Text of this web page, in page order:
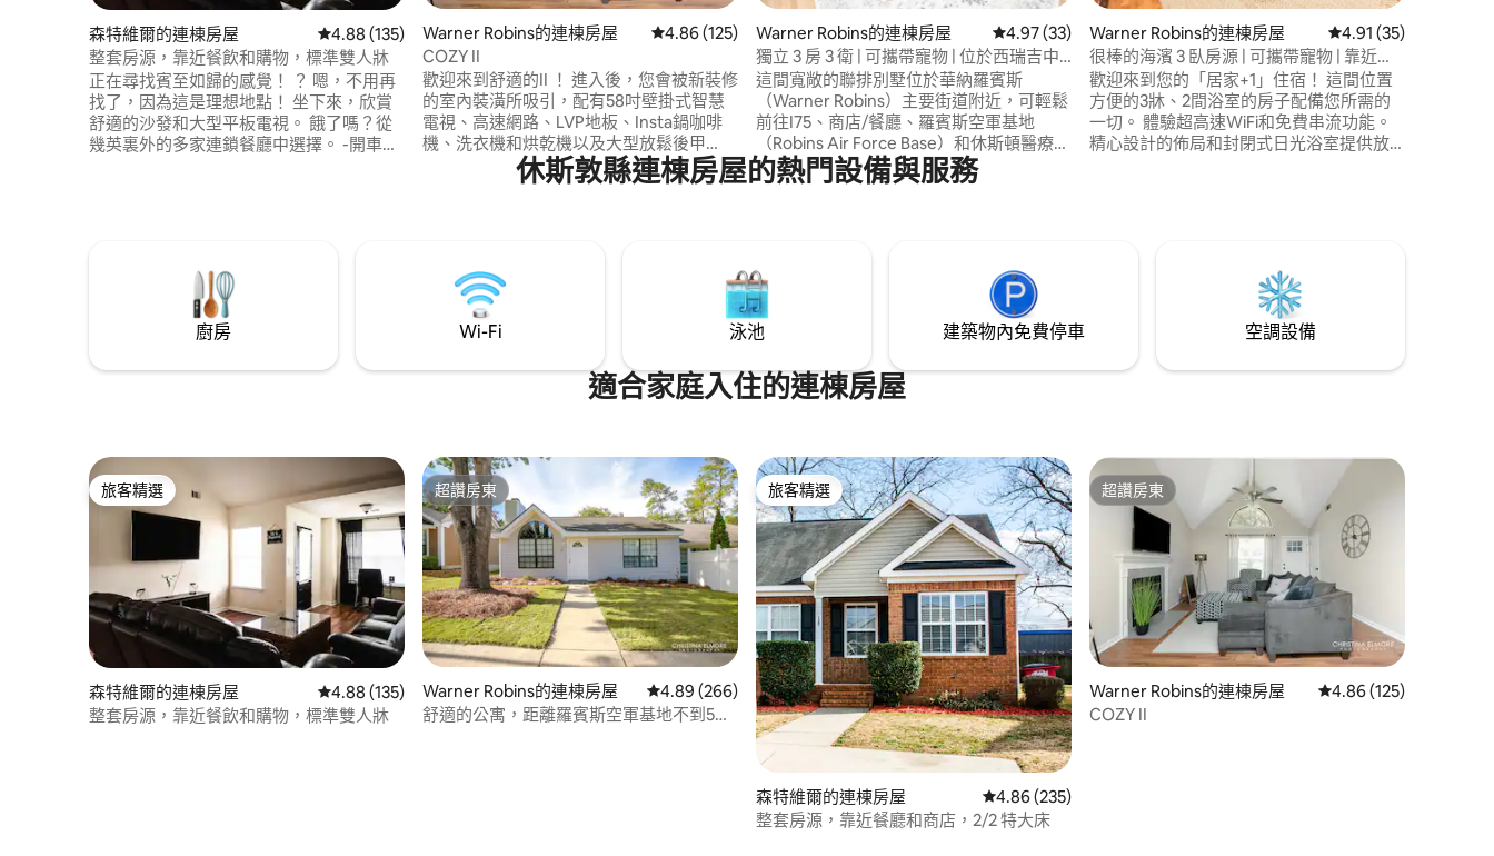
森特維爾的連棟房屋 從 135 則評價中獲得 4.88 的平均評分（滿分 5 分）
4.88 (135)
整套房源，靠近餐飲和購物，標準雙人牀
正在尋找賓至如歸的感覺！ ？ 嗯，不用再
找了，因為這是理想地點！ 坐下來，欣賞
舒適的沙發和大型平板電視。 餓了嗎？從
幾英裏外的多家連鎖餐廳中選擇。 -開車
即可抵達Rigby 's Water Park &
Entertainment -開車11.1英裏即可抵達佩裏
Warner Robins的連棟房屋 從 125 則評價中獲得 4.86 的平均評分（滿分 5 分）
4.86 (125)
COZY II
歡迎來到舒適的II ！ 進入後，您會被新裝修
的室內裝潢所吸引，配有58吋壁掛式智慧
電視、高速網路、LVP地板、Insta鍋咖啡
機、洗衣機和烘乾機以及大型放鬆後甲
務，靠近華納羅賓斯空軍基地（ Warner
消耗品入門套裝。
Warner Robins的連棟房屋 從 33 則評價中獲得 4.97 的平均評分（滿分 5 分）
4.97 (33)
獨立 3 房 3 衛 | 可攜帶寵物 | 位於西瑞吉中
心地帶
這間寬敞的聯排別墅位於華納羅賓斯
（Warner Robins）主要街道附近，可輕鬆
前往I75、商店/餐廳、羅賓斯空軍基地
（Robins Air Force Base）和休斯頓醫療中
心（Houston Medical Center）。設計精
美，滿足您的所有需求，您可以使用高速
房源住得舒適。
Warner Robins的連棟房屋 從 35 則評價中獲得
4.91 (35)
很棒的海濱 3 臥房源 | 可攜帶寵物 | 靠近
RAFB
歡迎來到您的「居家+1」住宿！ 這間位置
方便的3牀、2間浴室的房子配備您所需的
一切。 體驗超高速WiFi和免費串流功能。
精心設計的佈局和封閉式日光浴室提供放
休斯敦縣連棟房屋的熱門設備與服務
廚房 Wi-Fi 泳池 建築物內免費停車 空調設備
適合家庭入住的連棟房屋
旅客精選
旅客精選
森特維爾的連棟房屋 從 135 則評價中獲得 4.88 的平均評分（滿分 5 分）
4.88 (135)
整套房源，靠近餐飲和購物，標準雙人牀
超讚房東
超讚房東
Warner Robins的連棟房屋 從 266 則評價中獲得 4.89 的平均評分（滿分 5 分）
4.89 (266)
舒適的公寓，距離羅賓斯空軍基地不到5英
旅客精選
旅客精選
森特維爾的連棟房屋 從 235 則評價中獲得 4.86 的平均評分（滿分 5 分）
4.86 (235)
整套房源，靠近餐廳和商店，2/2 特大床
超讚房東
超讚房東
Warner Robins的連棟房屋 從 125 則評價中獲得
4.86 (125)
COZY II